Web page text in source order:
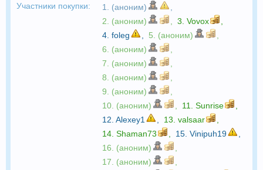
Участники покупки: 1. (аноним)
2. (аноним)
3. Vovox
4. foleg 5. (аноним)
6. (аноним)
7. (аноним)
8. (аноним)
9. (аноним)
10. (аноним)
11. Sunrise
12. Alexey1 13. valsaar
14. Shaman73 15. Vinipuh19
16. (аноним)
17. (аноним)